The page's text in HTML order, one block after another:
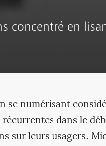
concentré en
se numérisant
dans le
sur leurs usagers.